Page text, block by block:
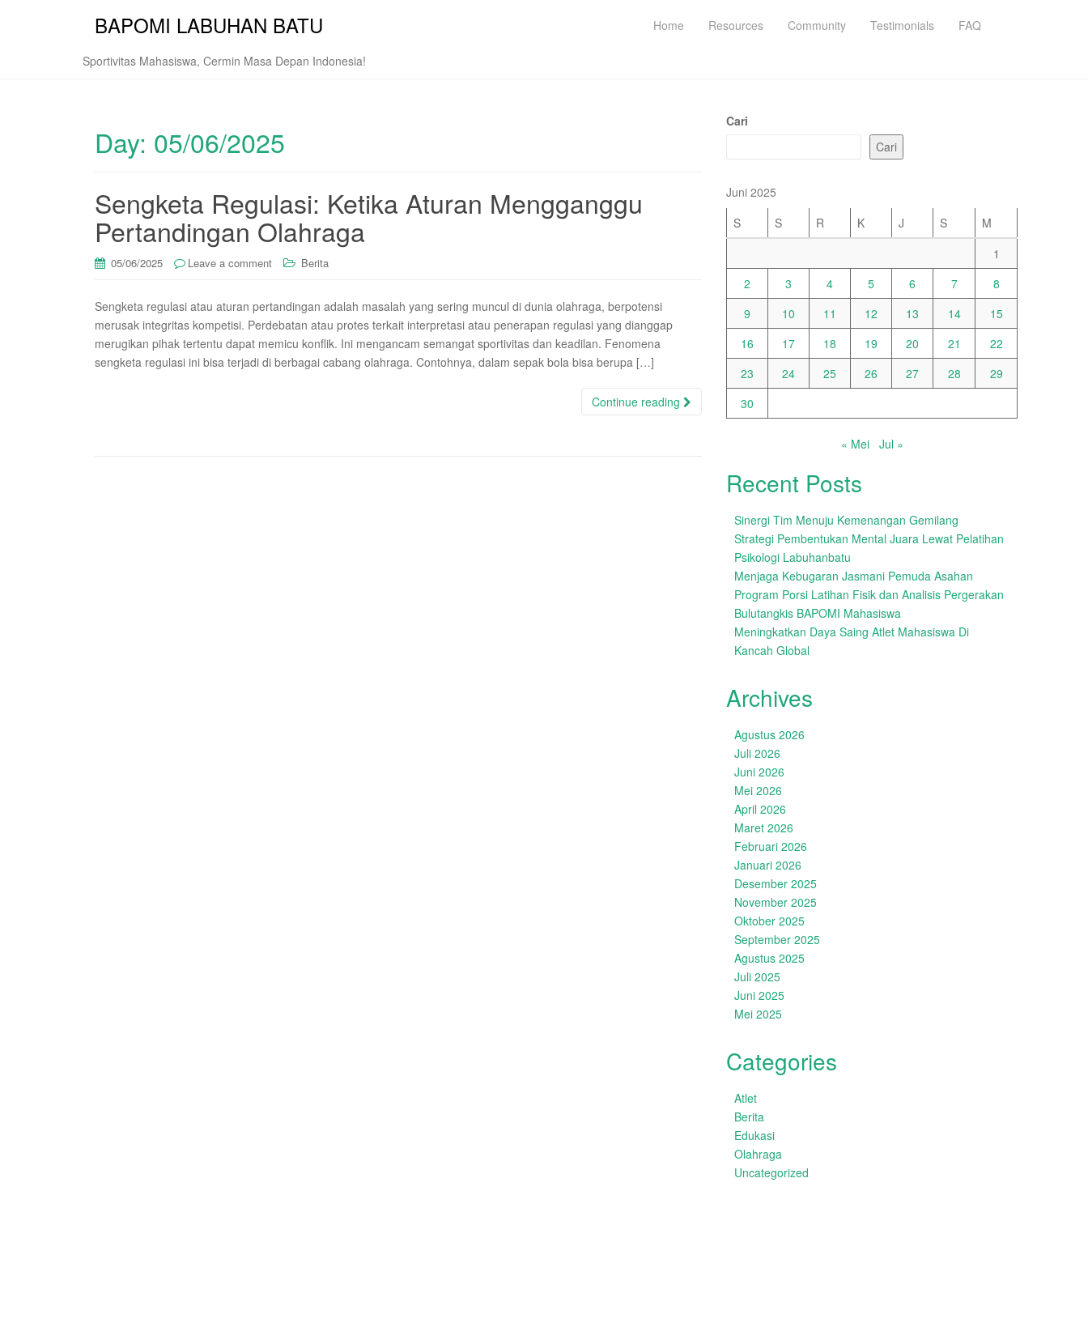
BAPOMI LABUHAN BATU
Sportivitas Mahasiswa, Cermin Masa Depan Indonesia!
Home Resources Community Testimonials FAQ
Day: 05/06/2025
Sengketa Regulasi: Ketika Aturan Mengganggu
Pertandingan Olahraga
05/06/2025 Leave a comment Berita
Sengketa regulasi atau aturan pertandingan adalah masalah yang sering muncul di dunia olahraga, berpotensi
merusak integritas kompetisi. Perdebatan atau protes terkait interpretasi atau penerapan regulasi yang dianggap
merugikan pihak tertentu dapat memicu konflik. Ini mengancam semangat sportivitas dan keadilan. Fenomena
sengketa regulasi ini bisa terjadi di berbagai cabang olahraga. Contohnya, dalam sepak bola bisa berupa […]
Continue reading
Cari
Cari
Juni 2025
S
S R K J S
M
1
2
3 4 5 6 7
8
9
10 11 12 13 14
15
16
17 18 19 20 21
22
23
24 25 26 27 28
29
30
« Mei Jul »
Recent Posts
Sinergi Tim Menuju Kemenangan Gemilang
Strategi Pembentukan Mental Juara Lewat Pelatihan
Psikologi Labuhanbatu
Menjaga Kebugaran Jasmani Pemuda Asahan
Program Porsi Latihan Fisik dan Analisis Pergerakan
Bulutangkis BAPOMI Mahasiswa
Meningkatkan Daya Saing Atlet Mahasiswa Di
Kancah Global
Archives
Agustus 2026
Juli 2026
Juni 2026
Mei 2026
April 2026
Maret 2026
Februari 2026
Januari 2026
Desember 2025
November 2025
Oktober 2025
September 2025
Agustus 2025
Juli 2025
Juni 2025
Mei 2025
Categories
Atlet
Berita
Edukasi
Olahraga
Uncategorized